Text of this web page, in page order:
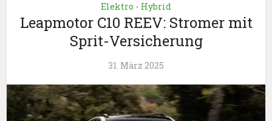
Elektro • Hybrid
Leapmotor C10 REEV: Stromer mit
Sprit-Versicherung
31. März 2025